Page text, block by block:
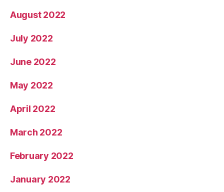
August 2022
July 2022
June 2022
May 2022
April 2022
March 2022
February 2022
January 2022